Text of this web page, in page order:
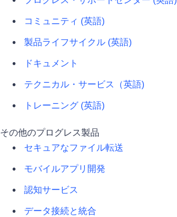
コミュニティ (英語)
製品ライフサイクル (英語)
ドキュメント
テクニカル・サービス（英語)
トレーニング (英語)
その他のプログレス製品
セキュアなファイル転送
モバイルアプリ開発
認知サービス
データ接続と統合